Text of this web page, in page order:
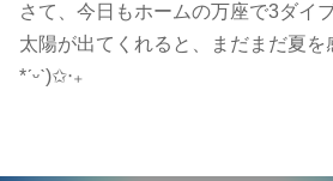
さて、今日もホームの万座で3ダイ
太陽が出てくれると、まだまだ夏
*ˊᵕˋ)✩︎‧₊